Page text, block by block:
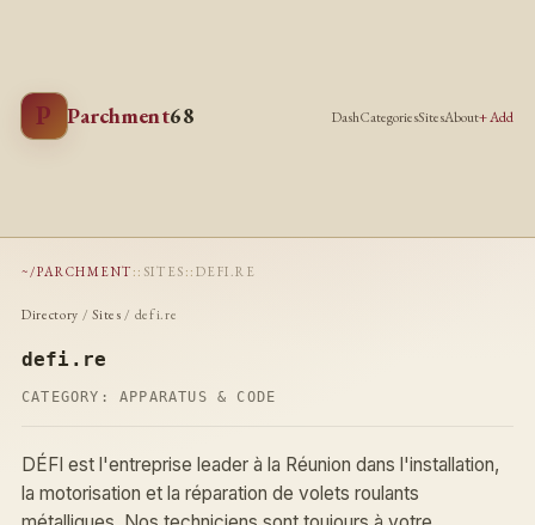
P Parchment68 DashCategoriesSitesAbout+ Add
~/PARCHMENT :: SITES :: DEFI.RE
Directory /Sites / defi.re
defi.re
CATEGORY: APPARATUS & CODE
DÉFI est l'entreprise leader à la Réunion dans l'installation,
la motorisation et la réparation de volets roulants